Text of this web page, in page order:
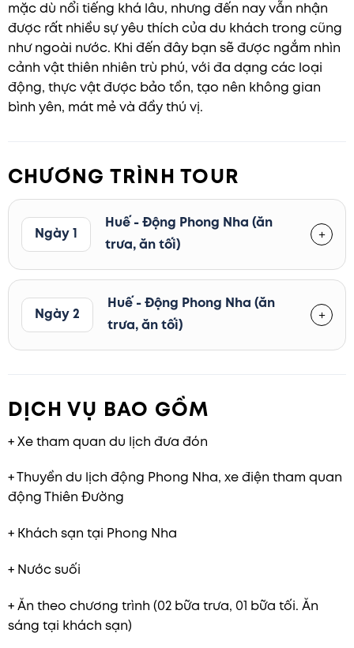
mặc dù nổi tiếng khá lâu, nhưng đến nay vẫn nhận
được rất nhiều sự yêu thích của du khách trong cũng
như ngoài nước. Khi đến đây bạn sẽ được ngắm nhìn
cảnh vật thiên nhiên trù phú, với đa dạng các loại
động, thực vật được bảo tồn, tạo nên không gian
bình yên, mát mẻ và đầy thú vị.
CHƯƠNG TRÌNH TOUR
Ngày 1
Huế - Động Phong Nha (ăn
trưa, ăn tối)
Ngày 2
Huế - Động Phong Nha (ăn
trưa, ăn tối)
DỊCH VỤ BAO GỒM
+ Xe tham quan du lịch đưa đón
+ Thuyền du lịch động Phong Nha, xe điện tham quan
động Thiên Đường
+ Khách sạn tại Phong Nha
+ Nước suối
+ Ăn theo chương trình (02 bữa trưa, 01 bữa tối. Ăn
sáng tại khách sạn)